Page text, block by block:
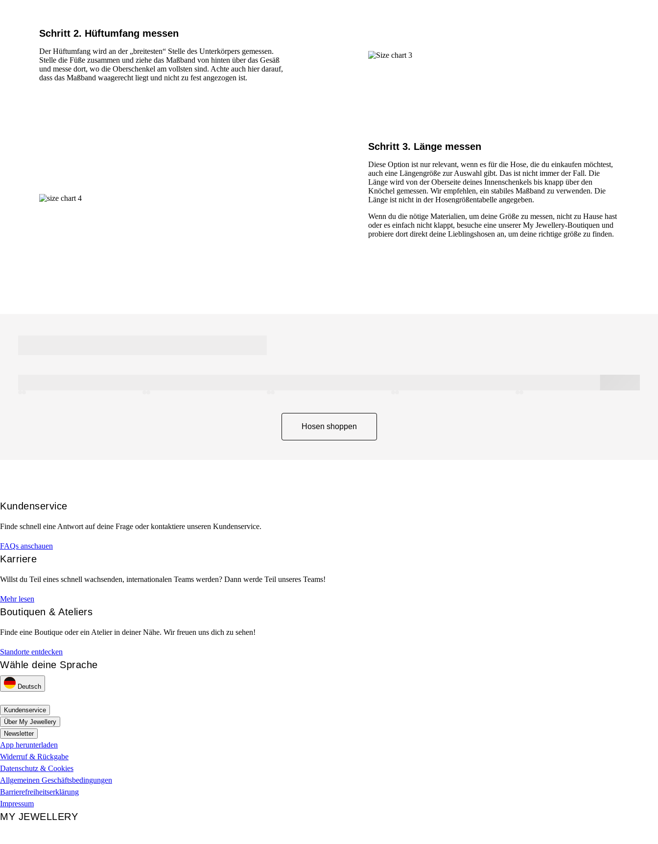
Schritt 2. Hüftumfang messen
Der Hüftumfang wird an der „breitesten“ Stelle des Unterkörpers gemessen.
Stelle die Füße zusammen und ziehe das Maßband von hinten über das Gesäß
und messe dort, wo die Oberschenkel am vollsten sind. Achte auch hier darauf,
dass das Maßband waagerecht liegt und nicht zu fest angezogen ist.
Schritt 3. Länge messen
Diese Option ist nur relevant, wenn es für die Hose, die du einkaufen möchtest,
auch eine Längengröße zur Auswahl gibt. Das ist nicht immer der Fall. Die
Länge wird von der Oberseite deines Innenschenkels bis knapp über den
Knöchel gemessen. Wir empfehlen, ein stabiles Maßband zu verwenden. Die
Länge ist nicht in der Hosengrößentabelle angegeben.
Wenn du die nötige Materialien, um deine Größe zu messen, nicht zu Hause hast
oder es einfach nicht klappt, besuche eine unserer My Jewellery-Boutiquen und
probiere dort direkt deine Lieblingshosen an, um deine richtige größe zu finden.
Hosen shoppen
Kundenservice
Finde schnell eine Antwort auf deine Frage oder kontaktiere unseren Kundenservice.
FAQs anschauen
Karriere
Willst du Teil eines schnell wachsenden, internationalen Teams werden? Dann werde Teil unseres Teams!
Mehr lesen
Boutiquen & Ateliers
Finde eine Boutique oder ein Atelier in deiner Nähe. Wir freuen uns dich zu sehen!
Standorte entdecken
Wähle deine Sprache
Deutsch
Kundenservice
Über My Jewellery
Newsletter
App herunterladen
Widerruf & Rückgabe
Datenschutz & Cookies
Allgemeinen Geschäftsbedingungen
Barrierefreiheitserklärung
Impressum
MY JEWELLERY